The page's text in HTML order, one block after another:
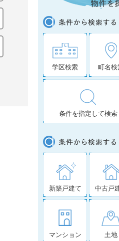
学区検索 町名検
条件を指定して検索
新築戸建て 中古戸
マンション 土地